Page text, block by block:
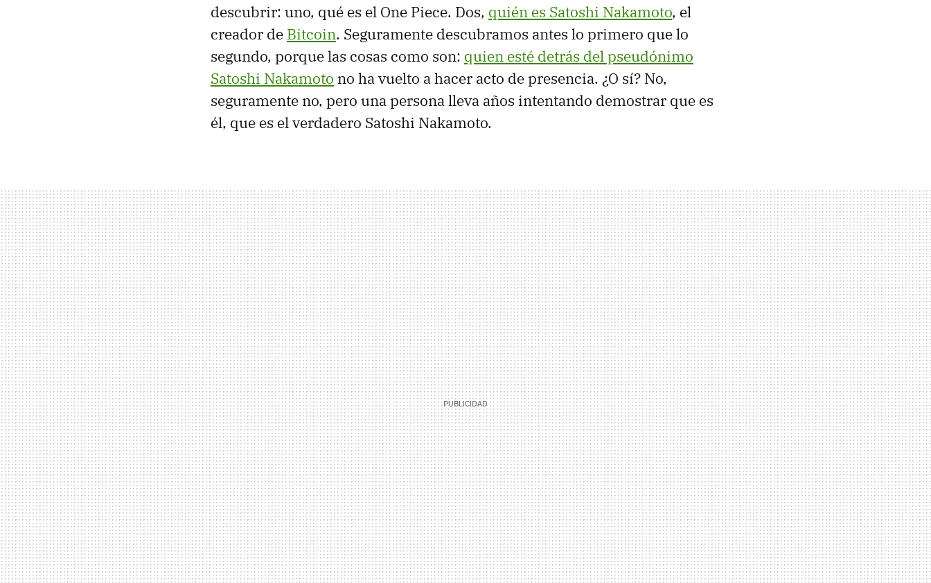
descubrir: uno, qué es el One Piece. Dos, quién es Satoshi Nakamoto, el
creador de Bitcoin. Seguramente descubramos antes lo primero que lo
segundo, porque las cosas como son: quien esté detrás del pseudónimo
Satoshi Nakamoto no ha vuelto a hacer acto de presencia. ¿O sí? No,
seguramente no, pero una persona lleva años intentando demostrar que es
él, que es el verdadero Satoshi Nakamoto.